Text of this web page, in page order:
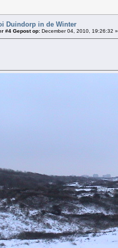
Duindorp in de Winter
#4 Gepost op: December 04, 2010, 19:26:32 »